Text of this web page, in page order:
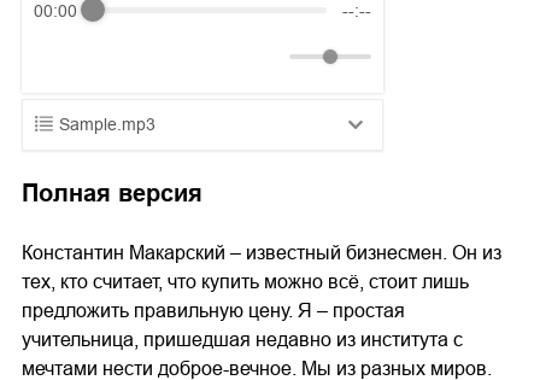
00:00 --:--
Sample.mp3
03.mp3 14:00
Полная версия
Константин Макарский – известный бизнесмен. Он из
тех, кто считает, что купить можно всё, стоит лишь
предложить правильную цену. Я – простая
учительница, пришедшая недавно из института с
мечтами нести доброе-вечное. Мы из разных миров.